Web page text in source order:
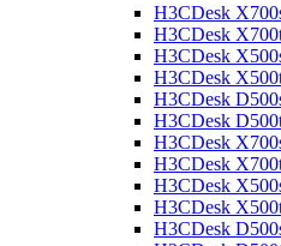
H3CDesk
H3CDesk
H3CDesk
H3CDesk
H3CDesk
H3CDesk
H3CDesk
H3CDesk
H3CDesk
H3CDesk
H3CDesk